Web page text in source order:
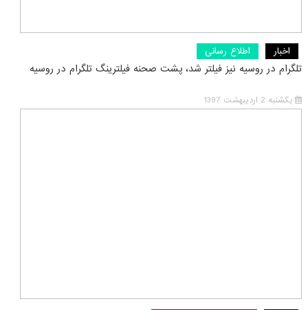
اخبار اطلاع رسانی
تلگرام در روسیه نیز فیلتر شد، پشت صحنه فیلترینگ تلگرام در روسیه
یکشنبه 2 اردیبهشت 1397